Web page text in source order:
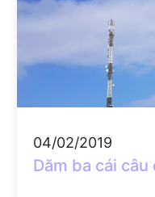
04/02/2019
Dăm ba cái câu